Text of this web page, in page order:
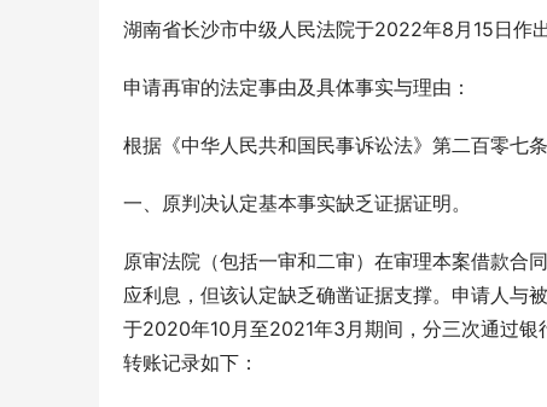
湖南省长沙市中级人民法院于2022年8月15日作
申请再审的法定事由及具体事实与理由：
根据《中华人民共和国民事诉讼法》第二百零七
一、原判决认定基本事实缺乏证据证明。
原审法院（包括一审和二审）在审理本案借款合
应利息，但该认定缺乏确凿证据支撑。申请人与
于2020年10月至2021年3月期间，分三次通过
转账记录如下：